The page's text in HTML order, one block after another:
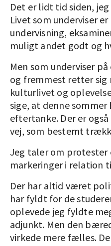
Det er lidt tid siden,
Livet som underviser
undervisning,
muligt andet godt og
Men som underviser
og fremmest retter sig
kulturlivet og
sige, at denne
eftertanke. Der er
vej, som bestemt
Jeg taler om protester
markeringer i relation
Der har altid været
har fyldt for de
oplevede jeg fyldte
adjunkt. Men den
virkede mere fælles.